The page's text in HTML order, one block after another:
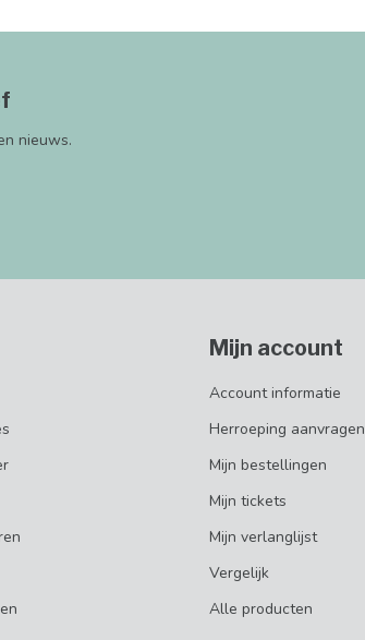
nieuws.
Mijn account
Account informatie
Herroeping aanvragen
Mijn bestellingen
Mijn tickets
Mijn verlanglijst
Vergelijk
Alle producten